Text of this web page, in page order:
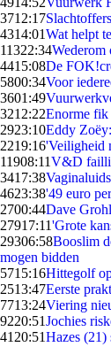
3712:17
4314:01Wat helpt
11322:34Wederom
4415:08De
5800:34Voor
3601:49
3212:22Enorme
2923:10Eddy
2219:16'Veiligheid
11908:11V&D
3417:38
4623:38'49 euro
2700:44Dave
27917:11'Grote
29306:58Booslim
mogen bidden
5715:16Hittegolf
2513:47Eerste
7713:24Viering
9220:51Jochies
41 20:51Hazes (21)